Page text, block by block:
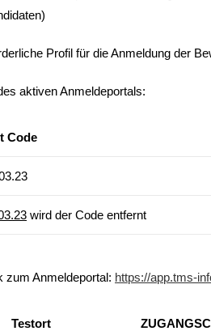
Profil für die Anmeldung der
aktiven Anmeldeportals:
Code
wird der Code entfernt
Anmeldeportal: https://app.tms-
Testort